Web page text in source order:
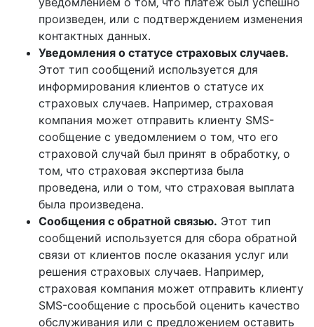
произведен‚ или с подтверждением изменения
контактных данных.
Уведомления о статусе страховых случаев.
Этот тип сообщений используется для
информирования клиентов о статусе их
страховых случаев. Например‚ страховая
компания может отправить клиенту SMS-
сообщение с уведомлением о том‚ что его
страховой случай был принят в обработку‚ о
том‚ что страховая экспертиза была
проведена‚ или о том‚ что страховая выплата
была произведена.
Сообщения с обратной связью. Этот тип
сообщений используется для сбора обратной
связи от клиентов после оказания услуг или
решения страховых случаев. Например‚
страховая компания может отправить клиенту
SMS-сообщение с просьбой оценить качество
обслуживания или с предложением оставить